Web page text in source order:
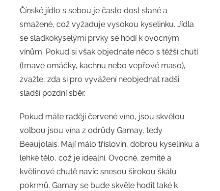
Čínské jídlo s sebou je často dost slané a
smažené, což vyžaduje vysokou kyselinku. Jídla
se sladkokyselými prvky se hodí k ovocným
vínům. Pokud si však objednáte něco s těžší chutí
(tmavé omáčky, kachnu nebo vepřové maso),
zvažte, zda si pro vyvážení neobjednat radši
sladší pozdní sběr.
Pokud máte raději červené víno, jsou skvělou
volbou jsou vína z odrůdy Gamay, tedy
Beaujolais. Mají málo tříslovin, dobrou kyselinku a
lehké tělo, což je ideální. Ovocné, zemité a
květinové chutě navíc snesou širokou škálu
pokrmů. Gamay se bude skvěle hodit také k